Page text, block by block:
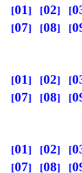
01 02
07
08
01 02
07
08
01 02
07
08